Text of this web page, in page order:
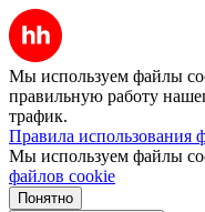
Мы используем файлы
правильную работу
трафик.
Правила использования
Мы используем файлы
файлов cookie
Понятно